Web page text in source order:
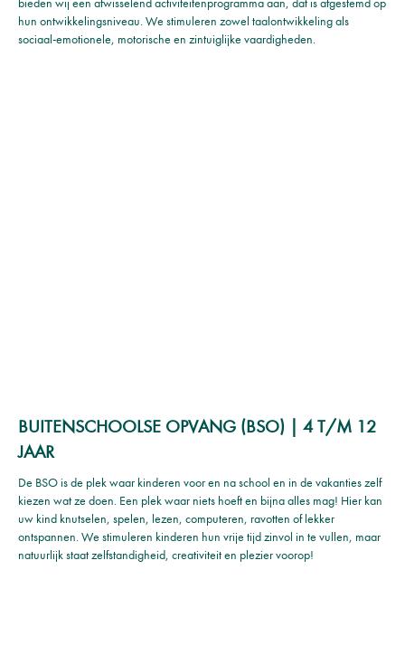
bieden wij een afwisselend activiteitenprogramma aan, dat is afgestemd op
hun ontwikkelingsniveau. We stimuleren zowel taalontwikkeling als
sociaal-emotionele, motorische en zintuiglijke vaardigheden.
BUITENSCHOOLSE OPVANG (BSO) | 4 T/M 12
JAAR
De BSO is de plek waar kinderen voor en na school en in de vakanties zelf
kiezen wat ze doen. Een plek waar niets hoeft en bijna alles mag! Hier kan
uw kind knutselen, spelen, lezen, computeren, ravotten of lekker
ontspannen. We stimuleren kinderen hun vrije tijd zinvol in te vullen, maar
natuurlijk staat zelfstandigheid, creativiteit en plezier voorop!